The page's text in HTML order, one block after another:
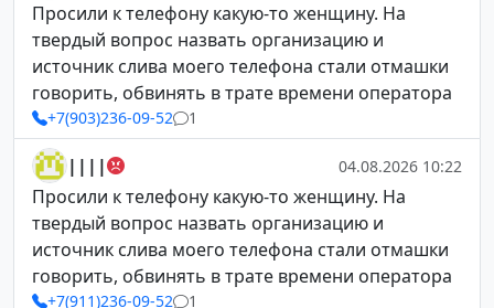
Просили к телефону какую-то женщину. На
твердый вопрос назвать организацию и
источник слива моего телефона стали отмашки
говорить, обвинять в трате времени оператора
+7(903)236-09-52 1
|||| 04.08.2026 10:22
Просили к телефону какую-то женщину. На
твердый вопрос назвать организацию и
источник слива моего телефона стали отмашки
говорить, обвинять в трате времени оператора
+7(911)236-09-52 1